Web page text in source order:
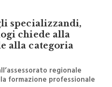
specializzandi,
chiede alla
alla categoria
regionale
formazione professionale